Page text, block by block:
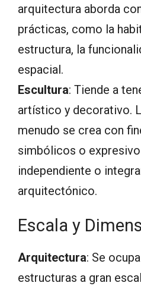
arquitectura aborda
prácticas, como la
estructura, la
espacial.
Escultura: Tiende a
artístico y decorativo.
menudo se crea con
simbólicos o
independiente o
arquitectónico.
Escala y
Arquitectura: Se
estructuras a gran